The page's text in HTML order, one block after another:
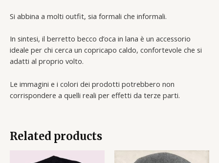
Si abbina a molti outfit, sia formali che informali.
In sintesi, il berretto becco d’oca in lana è un accessorio
ideale per chi cerca un copricapo caldo, confortevole che si
adatti al proprio volto.
Le immagini e i colori dei prodotti potrebbero non
corrispondere a quelli reali per effetti da terze parti.
Related products